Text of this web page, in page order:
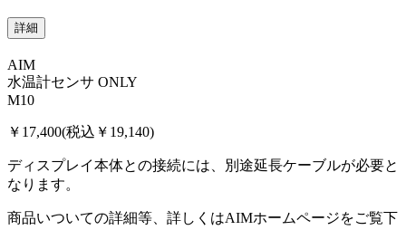
詳細
AIM
水温計センサ ONLY
M10
￥17,400(税込￥19,140)
ディスプレイ本体との接続には、別途延長ケーブルが必要と
なります。
商品いついての詳細等、詳しくはAIMホームページをご覧下